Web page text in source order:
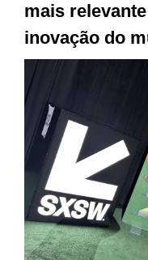
mais
inovação do